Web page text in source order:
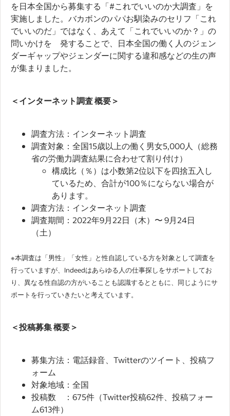
を日本全国から募集する「#これでいいのか大調査」を
実施しました。バカボンのパパお馴染みのセリフ「これ
でいいのだ」ではなく、あえて「これでいいのか？」の
問いかけを 発することで、日本全国の働く人のジェン
ダーギャップやジェンダーに関する違和感などの生の声
が集まりました。
＜インターネット調査 概要＞
調査方法：インターネット調査
調査対象：全国15歳以上の働く男女5,000人（総務
省の労働力調査結果に合わせて割り付け）
構成比（％）は小数第2位以下を四捨五入し
ているため、合計が100％にならない場合が
あります。
調査方法：インターネット調査
調査期間：2022年9月22日（木）〜 9月24日
（土）
※本調査は「男性」「女性」と性自認している方を対象として調査を
行っていますが、Indeedはあらゆる人の仕事探しをサポートしてお
り、異なる性自認の方がいることも認識するとともに、同じようにサ
ポートを行っていきたいと考えています。
＜投稿募集 概要＞
募集方法：電話録音、Twitterのツイート、投稿フ
ォーム
対象地域：全国
投稿数 ：675件（Twitter投稿62件、投稿フォー
ム613件）